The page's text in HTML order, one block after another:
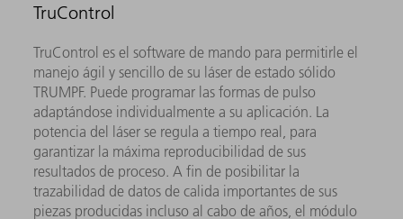
TruControl
TruControl es el software de mando para permitirle el
manejo ágil y sencillo de su láser de estado sólido
TRUMPF. Puede programar las formas de pulso
adaptándose individualmente a su aplicación. La
potencia del láser se regula a tiempo real, para
garantizar la máxima reproducibilidad de sus
resultados de proceso. A fin de posibilitar la
trazabilidad de datos de calida importantes de sus
piezas producidas incluso al cabo de años, el módulo